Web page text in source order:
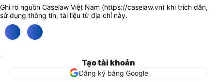
Ghi rõ nguồn Caselaw Việt Nam (https://caselaw.vn) khi trích dẫn,
sử dụng thông tin, tài liệu từ địa chỉ này.
Tạo tài khoản
Đăng ký bằng Google